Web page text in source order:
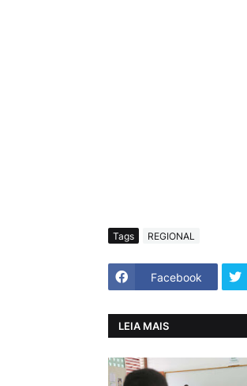
Tags REGIONAL
Facebook
LEIA MAIS